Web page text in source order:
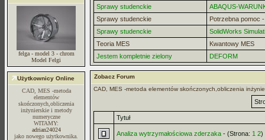
felga - model 3 - chrom
Model Felgi
Użytkownicy Online
CAD, MES -metoda
elementów
skończonych,obliczenia
inżynierskie i metody
numeryczne
WITAMY:
adrian24024
jako nowego użytkownika.
Sprawy studenckie
ABAQUS-
Sprawy studenckie
Potrzebna pomoc
Sprawy studenckie
SolidWorks
Teoria MES
Kwantowy MES
Jestem kompletnie zielony
DEFORM
Zobacz Forum
CAD, MES -metoda elementów skończonych,obliczenia
Tytuł
Analiza wytrzymałościowa zderzaka - (Strona: 1 2)